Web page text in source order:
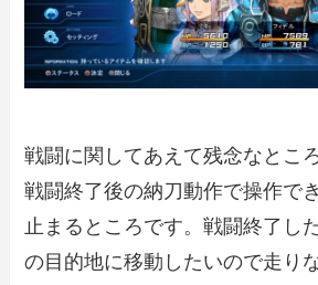
戦闘に関してあえて残念なとこ
戦闘終了後の納刀動作で操作で
止まるところです。戦闘終了し
の目的地に移動したいので走り